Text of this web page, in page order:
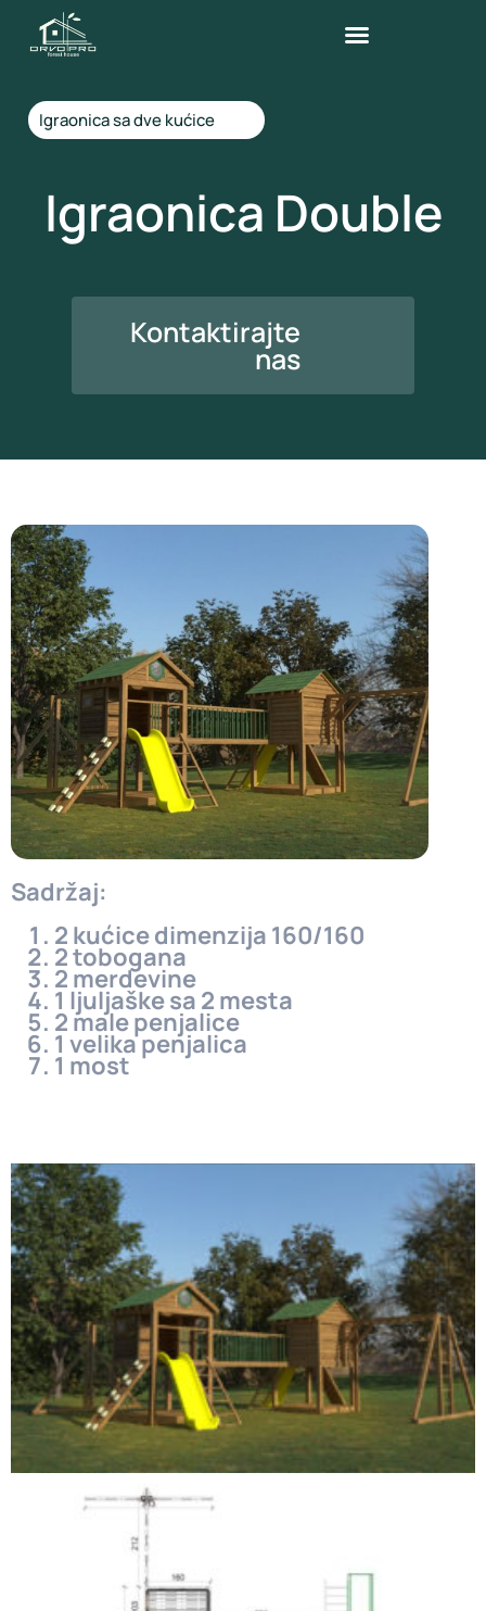
Igraonica sa dve kućice
Igraonica Double
Kontaktirajte
nas
Sadržaj:
2 kućice dimenzija 160/160
2 tobogana
2 merdevine
1 ljuljaške sa 2 mesta
2 male penjalice
1 velika penjalica
1 most